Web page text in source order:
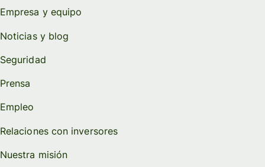
Empresa y equipo
Noticias y blog
Seguridad
Prensa
Empleo
Relaciones con inversores
Nuestra misión